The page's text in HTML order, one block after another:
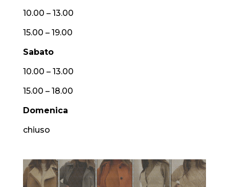
10.00 – 13.00
15.00 – 19.00
Sabato
10.00 – 13.00
15.00 – 18.00
Domenica
chiuso